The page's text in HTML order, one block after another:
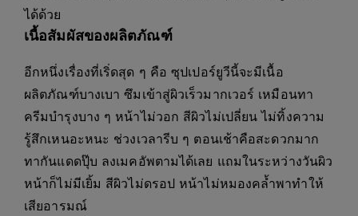
ได้ด้วย
เนื้อสัมผัสของผลิตภัณฑ์
อีกหนึ่งเรื่องที่เริ่ดสุด ๆ คือ ซุปเปอร์ยูวีนี้จะมีเนื้อ
ผลิตภัณฑ์บางเบา ซึมเข้าสู่ผิวเร็วมากเวอร์ เหมือนทา
ครีมบำรุงบาง ๆ หน้าไม่วอก สีผิวไม่เปลี่ยน ไม่ทิ้งความ
รู้สึกเหนอะหนะ ช่วงเวลารีบ ๆ ตอนเช้าคือสะดวกมาก
ทากันแดดปุ๊บ ลงเมคอัพตามได้เลย แถมในระหว่างวันผิว
หน้าก็ไม่มีเยิ้ม สีผิวไม่ดรอป หน้าไม่หมองคล้ำพาทำให้
เสียอารมณ์